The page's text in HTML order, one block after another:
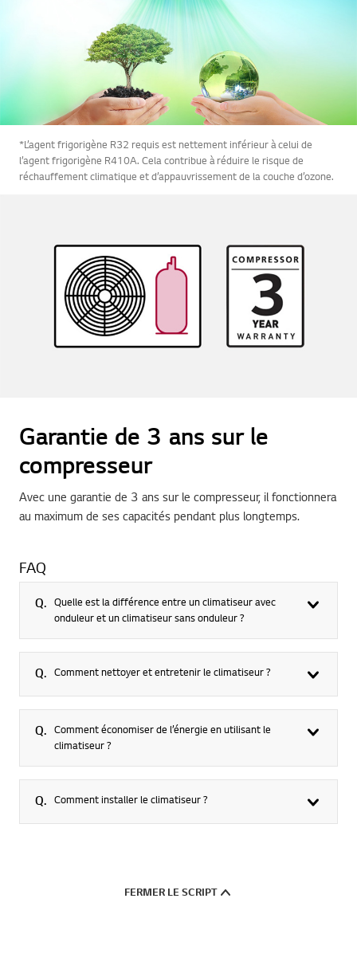
*L’agent frigorigène R32 requis est nettement inférieur à celui de
l’agent frigorigène R410A. Cela contribue à réduire le risque de
réchauffement climatique et d’appauvrissement de la couche d’ozone.
Garantie de 3 ans sur le
compresseur
Avec une garantie de 3 ans sur le compresseur, il fonctionnera
au maximum de ses capacités pendant plus longtemps.
FAQ
Q. Quelle est la différence entre un climatiseur avec
onduleur et un climatiseur sans onduleur ?
Q. Comment nettoyer et entretenir le climatiseur ?
Q. Comment économiser de l’énergie en utilisant le
climatiseur ?
Q. Comment installer le climatiseur ?
FERMER LE SCRIPT